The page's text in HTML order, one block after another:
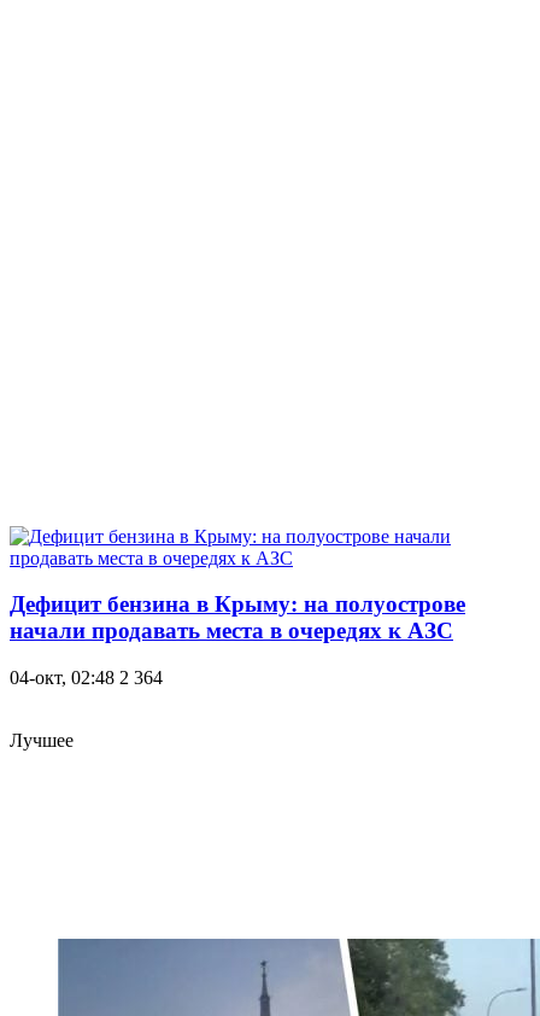
Дефицит бензина в Крыму: на полуострове
начали продавать места в очередях к АЗС
04-окт, 02:48 2 364
Лучшее